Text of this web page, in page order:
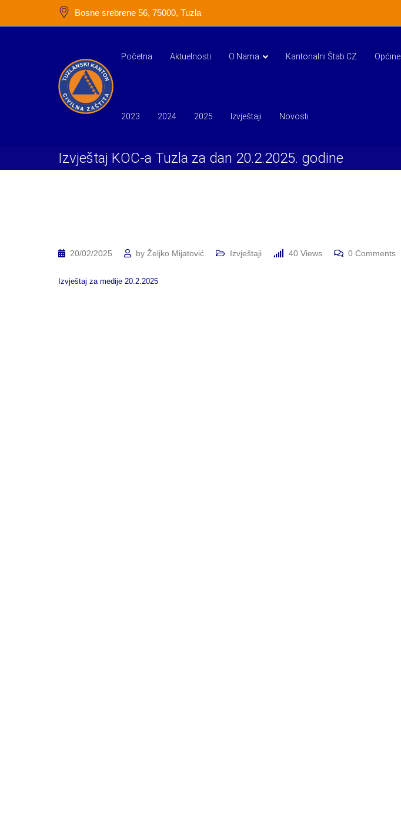
Bosne srebrene 56, 75000, Tuzla
Početna Aktuelnosti O Nama Kantonalni Štab CZ Općine
2023 2024 2025 Izvještaji Novosti
Izvještaj KOC-a Tuzla za dan 20.2.2025. godine
20/02/2025 by Željko Mijatović Izvještaji 40 Views 0 Comments
Izvještaj za medije 20.2.2025